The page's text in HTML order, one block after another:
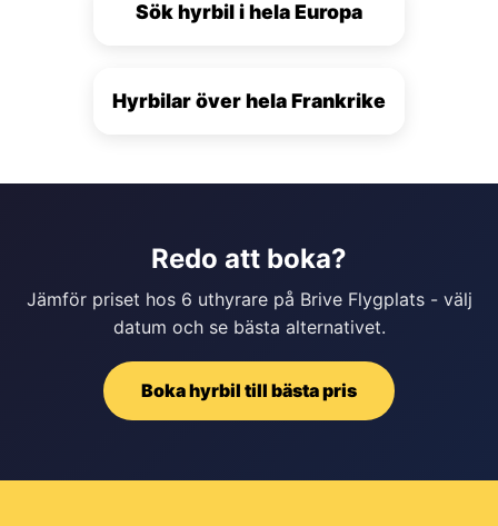
Sök hyrbil i hela Europa
Hyrbilar över hela Frankrike
Redo att boka?
Jämför priset hos 6 uthyrare på Brive Flygplats - välj
datum och se bästa alternativet.
Boka hyrbil till bästa pris